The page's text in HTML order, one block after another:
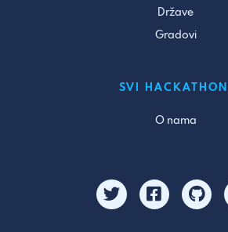
Države
Gradovi
SVI HACKATHONI
O nama